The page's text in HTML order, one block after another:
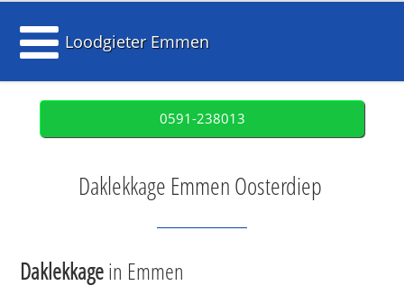
Loodgieter Emmen
0591-238013
Daklekkage Emmen Oosterdiep
Daklekkagein Emmen